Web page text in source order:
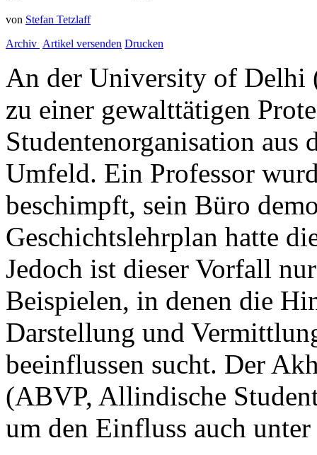
von Stefan Tetzlaff
Archiv Artikel versenden Drucken
An der University of Delhi
zu einer gewalttätigen
Studentenorganisation aus
Umfeld. Ein Professor
beschimpft, sein Büro
Geschichtslehrplan hatte
Jedoch ist dieser Vorfall
Beispielen, in denen die
Darstellung und
beeinflussen sucht. Der
(ABVP, Allindische
um den Einfluss auch